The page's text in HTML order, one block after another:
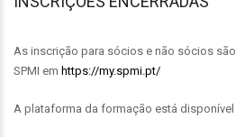
As inscrição para sócios e não sócios
SPMI em https://my.spmi.pt/
A plataforma da formação está disponível